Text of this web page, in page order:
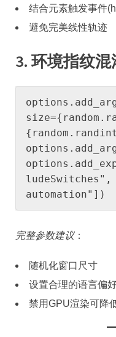
结合元素触发事件
避免完美线性轨迹
​3. 环境指纹混
automation"])
完整参数建议：
随机化窗口尺寸
设置合理的语言偏
禁用GPU渲染可降